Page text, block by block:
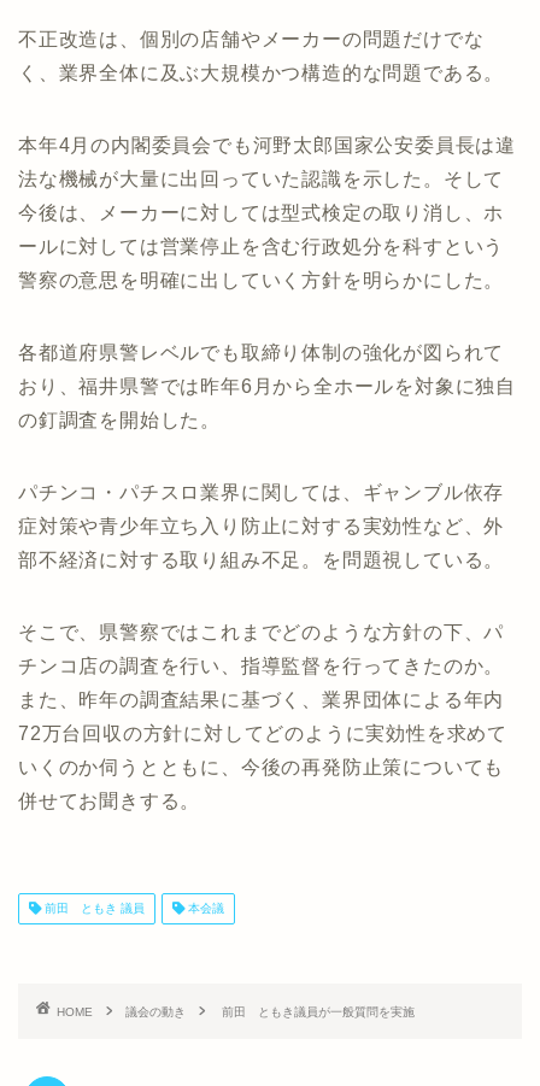
不正改造は、個別の店舗やメーカーの問題だけでな
く、業界全体に及ぶ大規模かつ構造的な問題である。
本年4月の内閣委員会でも河野太郎国家公安委員長は違
法な機械が大量に出回っていた認識を示した。そして
今後は、メーカーに対しては型式検定の取り消し、ホ
ールに対しては営業停止を含む行政処分を科すという
警察の意思を明確に出していく方針を明らかにした。
各都道府県警レベルでも取締り体制の強化が図られて
おり、福井県警では昨年6月から全ホールを対象に独自
の釘調査を開始した。
パチンコ・パチスロ業界に関しては、ギャンブル依存
症対策や青少年立ち入り防止に対する実効性など、外
部不経済に対する取り組み不足。を問題視している。
そこで、県警察ではこれまでどのような方針の下、パ
チンコ店の調査を行い、指導監督を行ってきたのか。
また、昨年の調査結果に基づく、業界団体による年内
72万台回収の方針に対してどのように実効性を求めて
いくのか伺うとともに、今後の再発防止策についても
併せてお聞きする。
前田 ともき 議員 本会議
HOME 議会の動き 前田 ともき議員が一般質問を実施